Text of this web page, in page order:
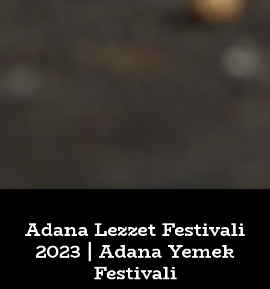
Adana Lezzet Festivali
2023 | Adana Yemek
Festivali